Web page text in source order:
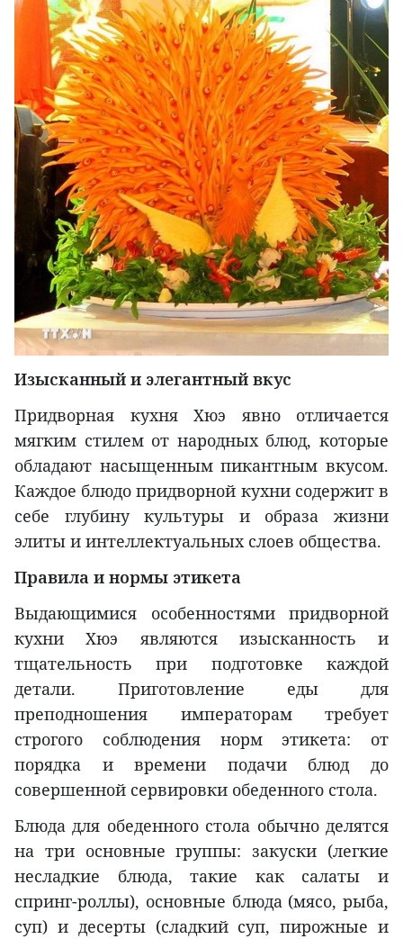
Изысканный и элегантный вкус
Придворная кухня Хюэ явно отличается
мягким стилем от народных блюд, которые
обладают насыщенным пикантным вкусом.
Каждое блюдо придворной кухни содержит в
себе глубину культуры и образа жизни
элиты и интеллектуальных слоев общества.
Правила и нормы этикета
Выдающимися особенностями придворной
кухни Хюэ являются изысканность и
тщательность при подготовке каждой
детали. Приготовление еды для
преподношения императорам требует
строгого соблюдения норм этикета: от
порядка и времени подачи блюд до
совершенной сервировки обеденного стола.
Блюда для обеденного стола обычно делятся
на три основные группы: закуски (легкие
несладкие блюда, такие как салаты и
спринг-роллы), основные блюда (мясо, рыба,
суп) и десерты (сладкий суп, пирожные и